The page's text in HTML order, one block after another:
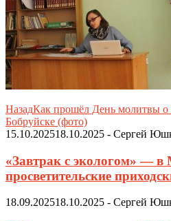
НазадКак прошёл День молитвы о
Бобруйске (фото)
15.10.202518.10.2025 - Сергей
«Завтрак с экологом» — в
просветительские
18.09.202518.10.2025 - Сергей